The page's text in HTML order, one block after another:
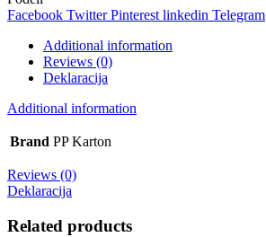
Facebook Twitter Pinterest linkedin Telegram
Additional information
Reviews (0)
Deklaracija
Additional information
Brand PP Karton
Reviews (0)
Deklaracija
Related products